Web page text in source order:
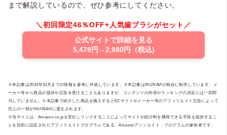
まで解説しているので、ぜひ参考にしてください。
＼初回限定46％OFF+人気歯ブラシがセット／
公式サイトで詳細を見る
5,478円→2,980円（税込)
※本記事は2024年10月までの情報を参考に作成しています。※本記事はINUNAVIが独自に制作しています。メ
ーカー等から商品の提供や広告を受けることもありますが、コンテンツの内容やランキングの決定には一切関
与していません。※本記事で紹介した商品を購入するとECサイトやメーカー等のアフィリエイト広告によって
売上の一部がINUINAVIに還元されます。
※当サイトは、Amazon.co.jpを宣伝しリンクすることによってサイトが紹介料を獲得できる手段を提供するこ
とを目的に設定されたアフィリエイトプログラムである、Amazonアソシエイト・プログラムの参加者です。